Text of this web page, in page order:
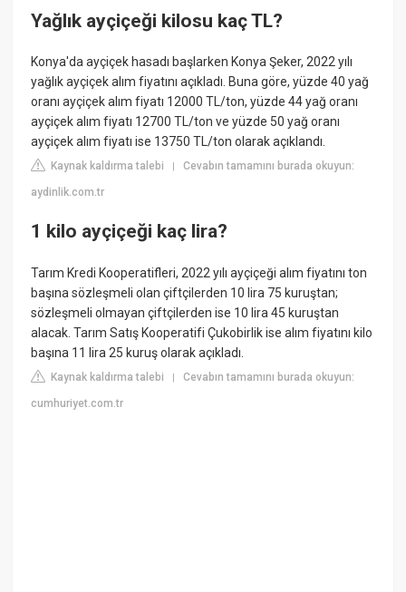
Yağlık ayçiçeği kilosu kaç TL?
Konya'da ayçiçek hasadı başlarken Konya Şeker, 2022 yılı
yağlık ayçiçek alım fiyatını açıkladı. Buna göre, yüzde 40 yağ
oranı ayçiçek alım fiyatı 12000 TL/ton, yüzde 44 yağ oranı
ayçiçek alım fiyatı 12700 TL/ton ve yüzde 50 yağ oranı
ayçiçek alım fiyatı ise 13750 TL/ton olarak açıklandı.
Kaynak kaldırma talebi |Cevabın tamamını burada okuyun:
aydinlik.com.tr
1 kilo ayçiçeği kaç lira?
Tarım Kredi Kooperatifleri, 2022 yılı ayçiçeği alım fiyatını ton
başına sözleşmeli olan çiftçilerden 10 lira 75 kuruştan;
sözleşmeli olmayan çiftçilerden ise 10 lira 45 kuruştan
alacak. Tarım Satış Kooperatifi Çukobirlik ise alım fiyatını kilo
başına 11 lira 25 kuruş olarak açıkladı.
Kaynak kaldırma talebi |Cevabın tamamını burada okuyun:
cumhuriyet.com.tr